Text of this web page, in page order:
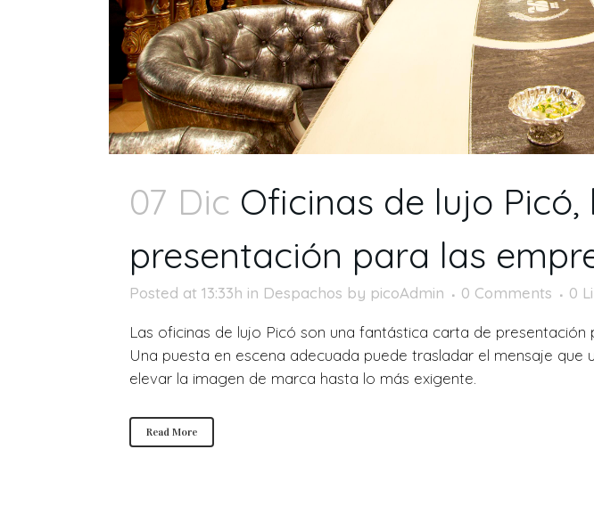
07 Dic Oficinas de lujo
presentación para las
Posted at 13:33h in Despachos by picoAdmin 0 Comments 0
Las oficinas de lujo Picó son una fantástica carta de
Una puesta en escena adecuada puede trasladar el mensaje
elevar la imagen de marca hasta lo más exigente.
Read More